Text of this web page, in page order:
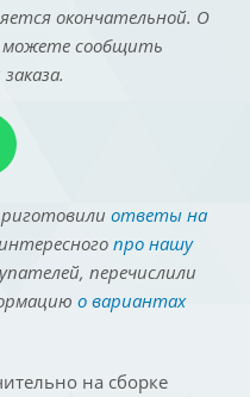
окончательной. О
можете сообщить
ответы на
про нашу
перечислили
о вариантах
на сборке